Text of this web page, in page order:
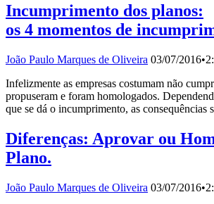
Incumprimento dos planos:
os 4 momentos de
João Paulo Marques de Oliveira 03/07/2016•
Infelizmente as empresas costumam não
propuseram e foram homologados.
que se dá o incumprimento, as consequências
Diferenças: Aprovar ou
Plano.
João Paulo Marques de Oliveira 03/07/2016•